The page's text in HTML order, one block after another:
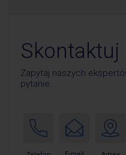
Skontaktuj
Zapytaj naszych
pytanie.